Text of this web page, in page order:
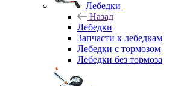
Лебедки
Назад
Лебедки
Запчасти к лебедкам
Лебедки с тормозом
Лебедки без тормоза